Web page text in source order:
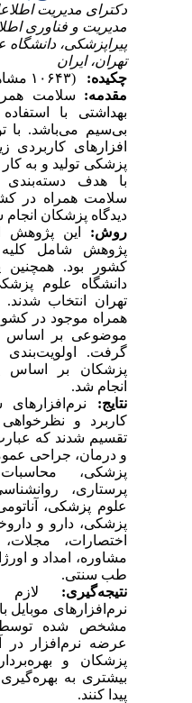
دکترای مدیریت
مدیریت و فناوری
پیراپزشکی، دانشگاه
تهران‌، ایران
چکیده:
مقدمه:
سلامت
بهداشتی با
بی‌سیم می‌باشد. با
افزارهای کاربردی
پزشکی تولید و به
با هدف دسته‌بندی
سلامت همراه در
دیدگاه پزشکان انجام
روش: این پژوهش
پژوهش شامل کلیه
کشور بود.
دانشگاه علوم
تهران انتخاب شدند.
همراه موجود در
موضوعی بر اساس
گرفت. اولویت‌بندی
پزشکان بر اساس
انجام شد.
نتایج:نرم‌افزارهای
تقسیم شدند که
و درمان، جراحی
پزشکی، محاسبات
پرستاری،
علوم پزشکی‌،
پزشکی، دارو و
اختصارات،
مشاوره، امداد و
طب سنتی.
نتیجه‌گیری:لازم
نرم‌افزارهای موبایل
مشخص شده توسط
عرضه نرم‌افزار در آن
پزشکان و
بیشتری به
پیدا کنند.